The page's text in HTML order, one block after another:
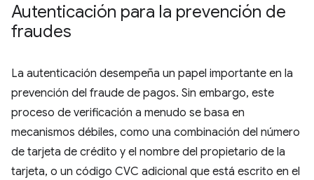
Autenticación para la prevención de
fraudes
La autenticación desempeña un papel importante en la
prevención del fraude de pagos. Sin embargo, este
proceso de verificación a menudo se basa en
mecanismos débiles, como una combinación del número
de tarjeta de crédito y el nombre del propietario de la
tarjeta, o un código CVC adicional que está escrito en el